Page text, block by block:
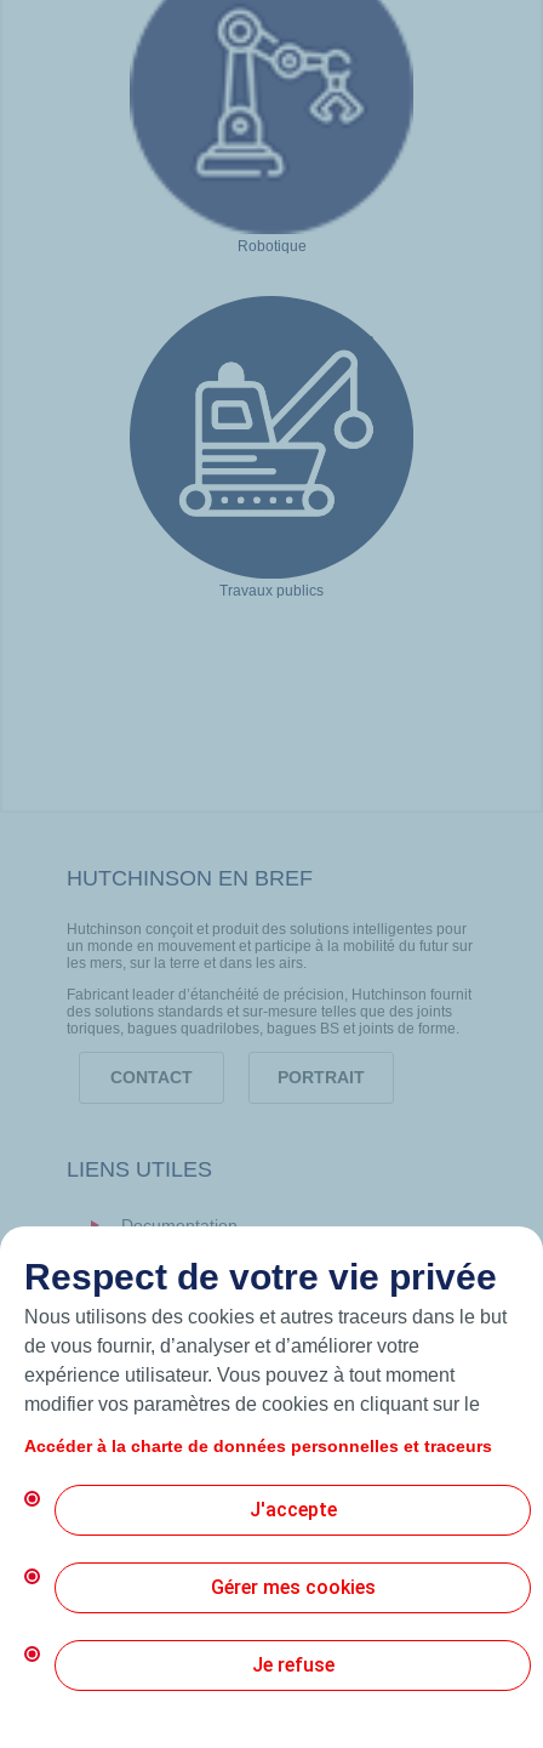
Robotique
Travaux publics
HUTCHINSON EN BREF
Hutchinson conçoit et produit des solutions intelligentes pour
un monde en mouvement et participe à la mobilité du futur sur
les mers, sur la terre et dans les airs.
Fabricant leader d’étanchéité de précision, Hutchinson fournit
des solutions standards et sur-mesure telles que des joints
toriques, bagues quadrilobes, bagues BS et joints de forme.
CONTACT PORTRAIT
LIENS UTILES
Documentation
Hutchinson.com
© 2026 Hutchinson Precision Sealing Systems
Charte de Protection des Données Personnelles
Conditions Générales d’Utilisation
Respect de votre vie privée
Nous utilisons des cookies et autres traceurs dans le but
de vous fournir, d’analyser et d’améliorer votre
expérience utilisateur. Vous pouvez à tout moment
modifier vos paramètres de cookies en cliquant sur le
« J’accepte », vous acceptez le dépôt de l’ensemble des
cookies. Dans le cas où vous cliquez sur « Je refuse »,
seuls les cookies techniques nécessaires au bon
d’informations, vous pouvez consulter la page « Charte
de données personnelles et traceurs ».
Accéder à la charte de données personnelles et traceurs
J'accepte
Gérer mes cookies
Je refuse